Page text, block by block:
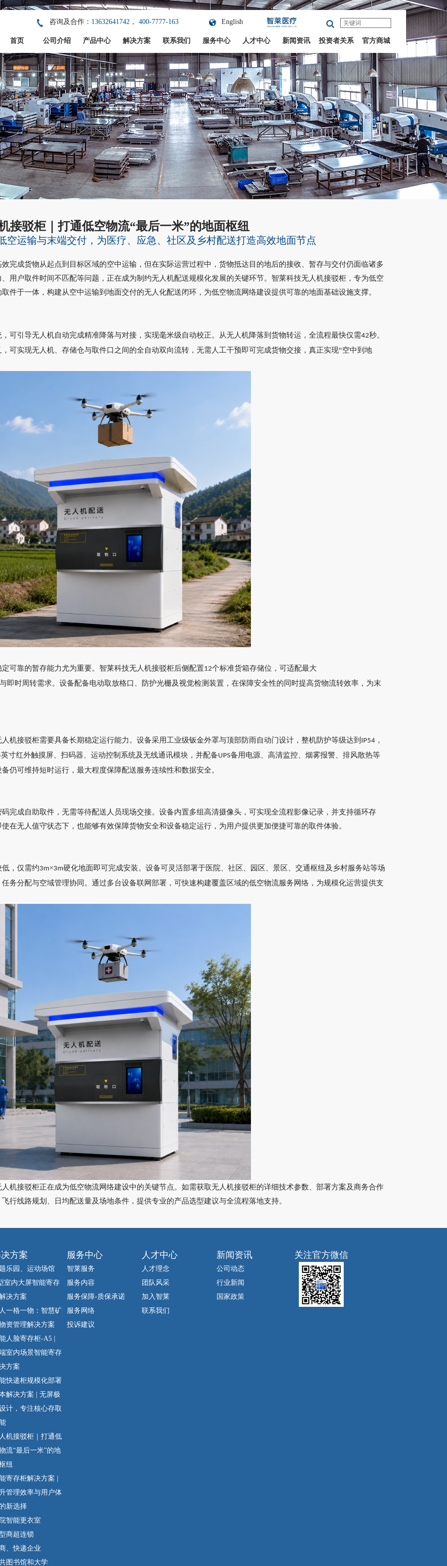
咨询及合作： 13632641742， 400-7777-163 English
首页 公司介绍 产品中心 解决方案 联系我们 服务中心 人才中心 新闻资讯 投资者关系 官方商城
接驳柜｜打通低空物流“最后一米”的地面枢纽
空运输与末端交付，为医疗、应急、社区及乡村配送打造高效地面节点
完成货物从起点到目标区域的空中运输，但在实际运营过程中，货物抵达目的地后的接收、暂存与交付仍面临诸多
用户取件时间不匹配等问题，正在成为制约无人机配送规模化发展的关键环节。 智莱科技无人机接驳柜，专为低空
件于一体，构建从空中运输到地面交付的无人化配送闭环，为低空物流网络建设提供可靠的地面基础设施支撑。
可引导无人机自动完成精准降落与对接，实现毫米级自动校正。从无人机降落到货物转运，全流程最快仅需42秒。
可实现无人机、存储仓与取件口之间的全自动双向流转，无需人工干预即可完成货物交接，真正实现“空中到地
可靠的暂存能力尤为重要。智莱科技无人机接驳柜后侧配置12个标准货箱存储位，可适配最大
即时周转需求。设备配备电动取放格口、防护光栅及视觉检测装置，在保障安全性的同时提高货物流转效率，为末
人机接驳柜需要具备长期稳定运行能力 。 设备采用工业级钣金外罩与顶部防雨自动门设计，整机防护等级达到 IP54 ，
英寸红外触摸屏、扫码器、运动控制系统及无线通讯模块，并配备UPS备用电源、高清监控、烟雾报警、排风散热等
仍可维持短时运行，最大程度保障配送服务连续性和数据安全。
完成自助取件，无需等待配送人员现场交接。设备内置多组高清摄像头，可实现全流程影像记录，并支持循环存
在无人值守状态下，也能够有效保障货物安全和设备稳定运行，为用户提供更加便捷可靠的取件体验。
，仅需约3m×3m硬化地面即可完成安装。设备可灵活部署于医院、社区、园区、景区、交通枢纽及乡村服务站等场
务分配与空域管理协同。通过多台设备联网部署，可快速构建覆盖区域的低空物流服务网络，为规模化运营提供支
机接驳柜正在成为低空物流网络建设中的关键节点。如需获取无人机接驳柜的详细技术参数、部署方案及商务合作
行线路规划、日均配送量及场地条件，提供专业的产品选型建议与全流程落地支持。
方案
乐园、运动场馆
室内大屏智能寄存
决方案
一格一物：智慧矿
资管理解决方案
人脸寄存柜-A5 |
室内场景智能寄存
方案
快递柜规模化部署
解决方案 | 无屏极
计，专注核心存取
机接驳柜｜打通低
流“最后一米”的地
纽
寄存柜解决方案 |
管理效率与用户体
新选择
智能更衣室
商超连锁
、快递企业
图书馆和大学
服务中心
智莱服务
服务内容
服务保障-质保承诺
服务网络
投诉建议
人才中心
人才理念
团队风采
加入智莱
联系我们
新闻资讯
公司动态
行业新闻
国家政策
关注官方微信